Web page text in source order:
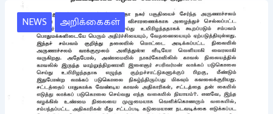
NEWS அறிக்கைகள்